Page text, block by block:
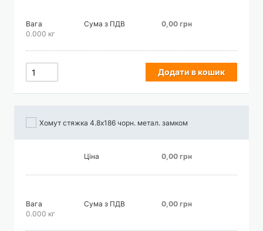
Вага
0.000 кг
Сума з ПДВ 0,00 грн
Додати в кошик
Хомут стяжка 4.8х186 чорн. метал. замком
Ціна 0,00 грн
Вага
0.000 кг
Сума з ПДВ 0,00 грн